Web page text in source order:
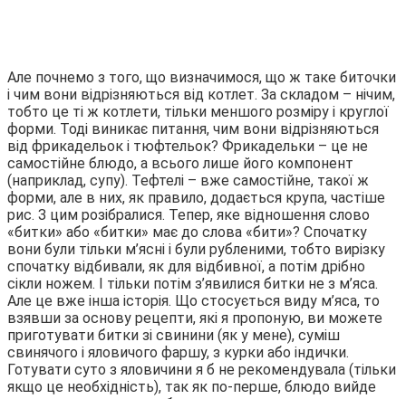
Але почнемо з того, що визначимося, що ж таке биточки
і чим вони відрізняються від котлет. За складом – нічим,
тобто це ті ж котлети, тільки меншого розміру і круглої
форми. Тоді виникає питання, чим вони відрізняються
від фрикадельок і тюфтельок? Фрикадельки – це не
самостійне блюдо, а всього лише його компонент
(наприклад, супу). Тефтелі – вже самостійне, такої ж
форми, але в них, як правило, додається крупа, частіше
рис. З цим розібралися. Тепер, яке відношення слово
«битки» або «битки» має до слова «бити»? Спочатку
вони були тільки м’ясні і були рубленими, тобто вирізку
спочатку відбивали, як для відбивної, а потім дрібно
сікли ножем. І тільки потім з’явилися битки не з м’яса.
Але це вже інша історія. Що стосується виду м’яса, то
взявши за основу рецепти, які я пропоную, ви можете
приготувати битки зі свинини (як у мене), суміш
свинячого і яловичого фаршу, з курки або індички.
Готувати суто з яловичини я б не рекомендувала (тільки
якщо це необхідність), так як по-перше, блюдо вийде